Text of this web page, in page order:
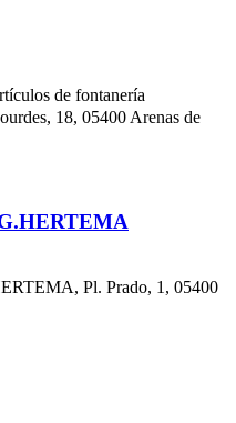
de fontanería
18, 05400 Arenas de
Pl. Prado, 1, 05400